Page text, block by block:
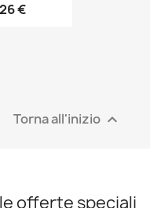
€
Torna all'inizio 
offerte speciali